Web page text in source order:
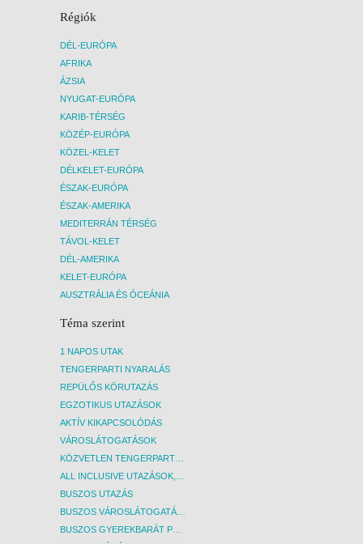
Régiók
DÉL-EURÓPA
AFRIKA
ÁZSIA
NYUGAT-EURÓPA
KARIB-TÉRSÉG
KÖZÉP-EURÓPA
KÖZEL-KELET
DÉLKELET-EURÓPA
ÉSZAK-EURÓPA
ÉSZAK-AMERIKA
MEDITERRÁN TÉRSÉG
TÁVOL-KELET
DÉL-AMERIKA
KELET-EURÓPA
AUSZTRÁLIA ÉS ÓCEÁNIA
Téma szerint
1 NAPOS UTAK
TENGERPARTI NYARALÁS
REPÜLŐS KÖRUTAZÁS
EGZOTIKUS UTAZÁSOK
AKTÍV KIKAPCSOLÓDÁS
VÁROSLÁTOGATÁSOK
BUSZOS UTAZÁS